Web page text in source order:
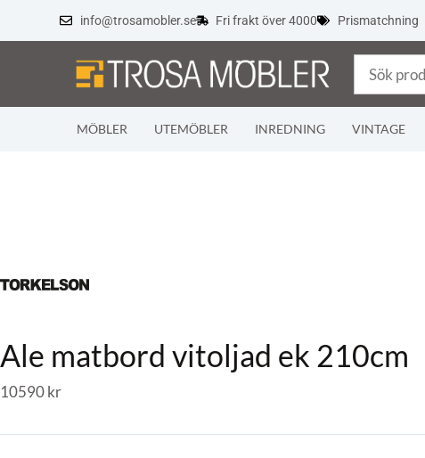
info@trosamobler.se Fri frakt över 4000 Prismatchning
MÖBLER UTEMÖBLER INREDNING VINTAGE
Ale matbord vitoljad ek 210cm
10590kr